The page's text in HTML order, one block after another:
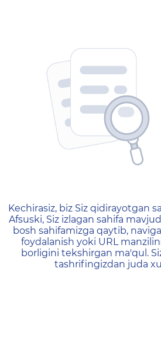
404 —
Kechirasiz, biz Siz qidirayotgan
Afsuski, Siz izlagan sahifa
bosh sahifamizga qaytib,
foydalanish yoki URL
borligini tekshirgan ma'qul.
tashrifingizdan juda